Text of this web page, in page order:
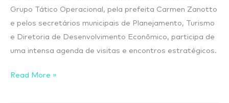
Grupo Tático Operacional, pela prefeita Carmen Zanotto
e pelos secretários municipais de Planejamento, Turismo
e Diretoria de Desenvolvimento Econômico, participa de
uma intensa agenda de visitas e encontros estratégicos.
Read More »